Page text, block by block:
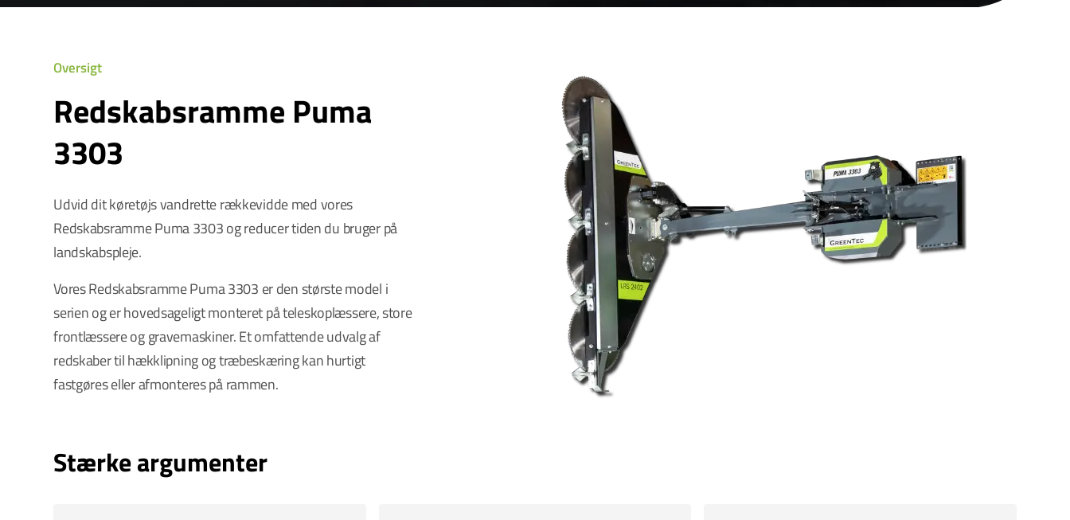
Oversigt
Redskabsramme Puma
3303
Udvid dit køretøjs vandrette rækkevidde med vores
Redskabsramme Puma 3303 og reducer tiden du bruger på
landskabspleje.
Vores Redskabsramme Puma 3303 er den største model i
serien og er hovedsageligt monteret på teleskoplæssere, store
frontlæssere og gravemaskiner. Et omfattende udvalg af
redskaber til hækklipning og træbeskæring kan hurtigt
fastgøres eller afmonteres på rammen.
Stærke argumenter